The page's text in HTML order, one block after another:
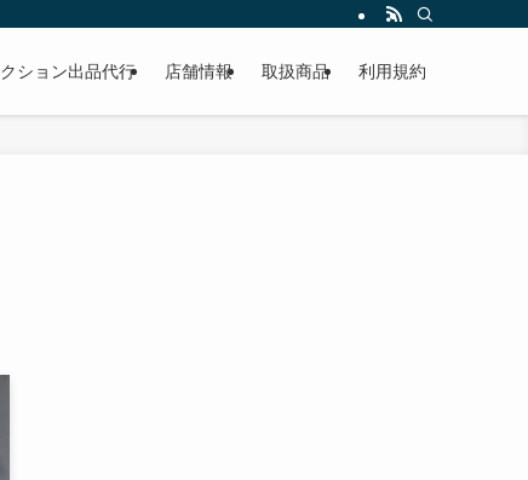
こなしています。出張対応、代車完備、見積り無料です。気軽にお問い合
ション出品代行 店舗情報 取扱商品 利用規約